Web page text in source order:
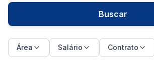
Buscar
Área Salário Contrato